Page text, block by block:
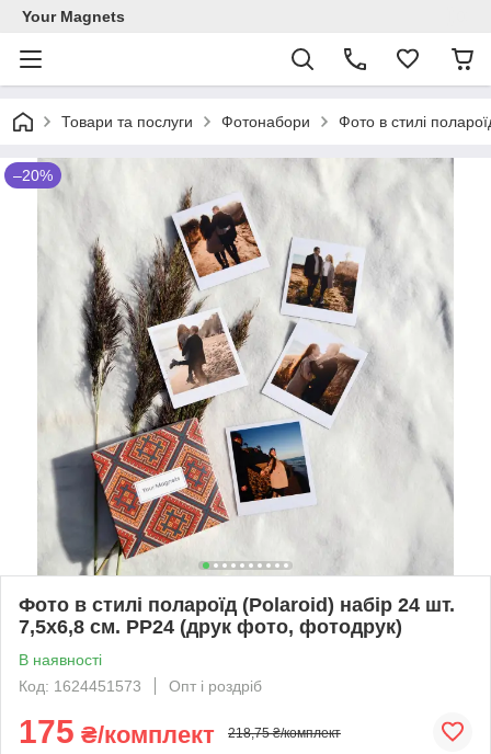
Your Magnets
Товари та послуги Фотонабори Фото в стилі
–20%
Фото в стилі полароїд (Polaroid) набір 24 шт.
7,5х6,8 см. PP24 (друк фото, фотодрук)
В наявності
Код: 1624451573
Опт і роздріб
175 ₴/комплект 218,75 ₴/комплект